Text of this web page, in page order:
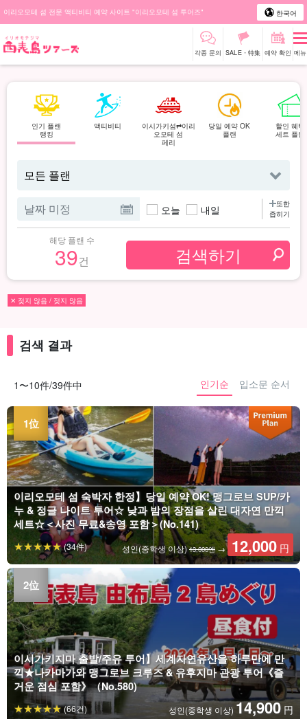
이리오모테 섬 전문 액티비티 예약 사이트 "이리오모테 섬 투어즈" 한국어
각종 문의 SALE・特集 예약 확인 메뉴
인기 플랜
랭킹
액티비티
이시가키섬⇄이리
오모테 섬
페리
당일 예약 OK
플랜
할인 혜택
세트 플랜
오늘 내일
또한
좁히기
해당 플랜 수
39건
✕ 젖지 않음 / 젖지 않음
검색 결과
1〜10件/39件中 인기순 입소문 순서
이리오모테 섬 숙박자 한정】당일 예약 OK! 맹그로브 SUP/카
누 & 정글 나이트 투어☆ 낮과 밤의 장점을 살린 대자연 만끽
세트☆＜사진 무료&송영 포함＞(No.141)
성인(중학생 이상)13,000엔 → 12,000 円
(34件)
이시가키지마 출발/주유 투어】세계자연유산을 하루만에 만
끽★나카마가와 맹그로브 크루즈 & 유후지마 관광 투어《즐
거운 점심 포함》（No.580)
성인(중학생 이상) 14,900 円
(66건)